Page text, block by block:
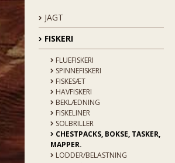
JAGT
FISKERI
FLUEFISKERI
SPINNEFISKERI
FISKESÆT
HAVFISKERI
BEKLÆDNING
FISKELINER
SOLBRILLER
CHESTPACKS, BOKSE, TASKER,
MAPPER.
LODDER/BELASTNING